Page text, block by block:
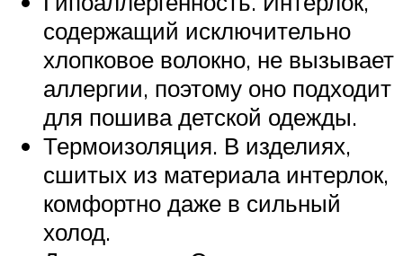
содержащий исключительно
хлопковое волокно, не вызывает
аллергии, поэтому оно подходит
для пошива детской одежды.
Термоизоляция. В изделиях,
сшитых из материала интерлок,
комфортно даже в сильный
холод.